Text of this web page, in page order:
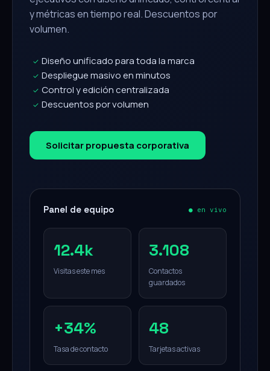
y métricas en tiempo real. Descuentos por
volumen.
✓ Diseño unificado para toda la marca
✓ Despliegue masivo en minutos
✓ Control y edición centralizada
✓ Descuentos por volumen
Solicitar propuesta corporativa
Panel de equipo ● en vivo
12.4k
Visitas este mes
3.108
Contactos
guardados
+34%
Tasa de contacto
48
Tarjetas activas